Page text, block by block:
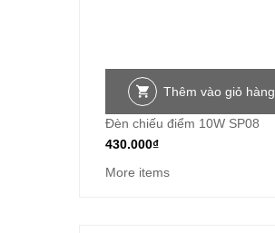
Thêm vào giỏ hàng
Đèn chiếu điểm 10W SP08
430.000₫
More items